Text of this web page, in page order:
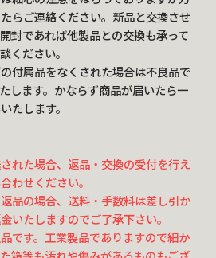
らご連絡ください。新品と交換させ
封であれば他製品との交換も承って
ください。
付属品をなくされた場合は不良品で
します。かならず商品が届いたら一
たします。
れた場合、返品・交換の受付を行え
わせください。
品の場合、送料・手数料は差し引か
いたしますのでご了承下さい。
です。工業製品でありますので細か